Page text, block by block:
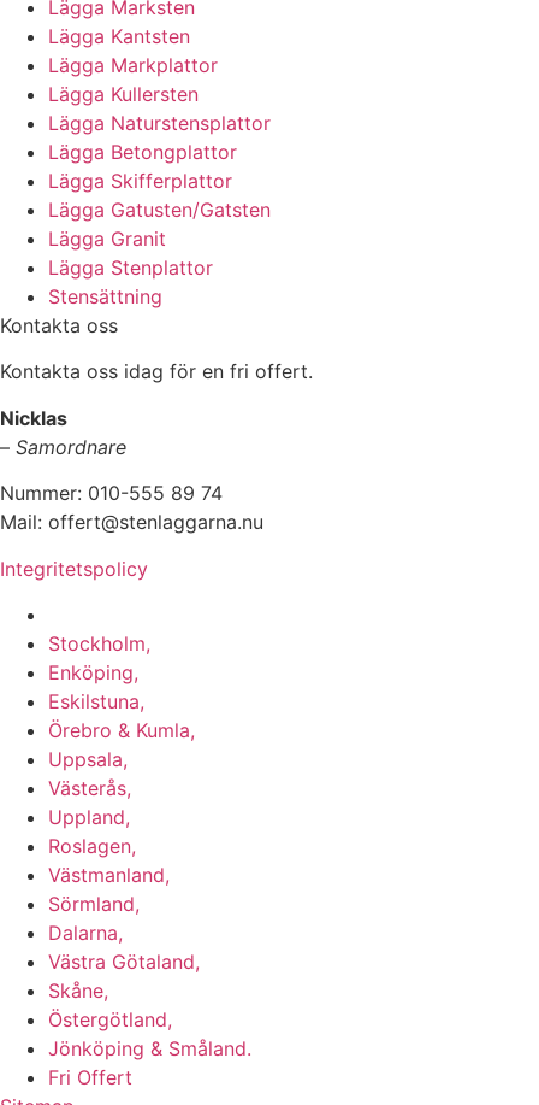
Lägga Marksten
Lägga Kantsten
Lägga Markplattor
Lägga Kullersten
Lägga Naturstensplattor
Lägga Betongplattor
Lägga Skifferplattor
Lägga Gatusten/Gatsten
Lägga Granit
Lägga Stenplattor
Stensättning
Kontakta oss
Kontakta oss idag för en fri offert.
Nicklas
– Samordnare
Nummer: 010-555 89 74
Mail: offert@stenlaggarna.nu
Integritetspolicy
Stockholm,
Enköping,
Eskilstuna,
Örebro & Kumla,
Uppsala,
Västerås,
Uppland,
Roslagen,
Västmanland,
Sörmland,
Dalarna,
Västra Götaland,
Skåne,
Östergötland,
Jönköping & Småland.
Fri Offert